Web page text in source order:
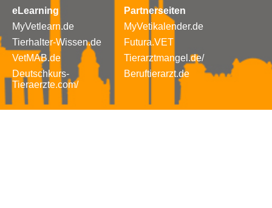
eLearning
MyVetlearn.de
Tierhalter-Wissen.de
VetMAB.de
Deutschkurs-
Tieraerzte.com/
Partnerseiten
MyVetikalender.de
Futura.VET
Tierarztmangel.de/
Beruftierarzt.de